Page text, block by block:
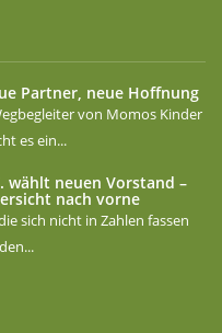
Partner, neue Hoffnung
von Momos Kinder
es ein...
wählt neuen Vorstand –
nach vorne
sich nicht in Zahlen fassen